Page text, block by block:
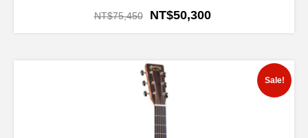
NT$75,450 NT$50,300
Sale!